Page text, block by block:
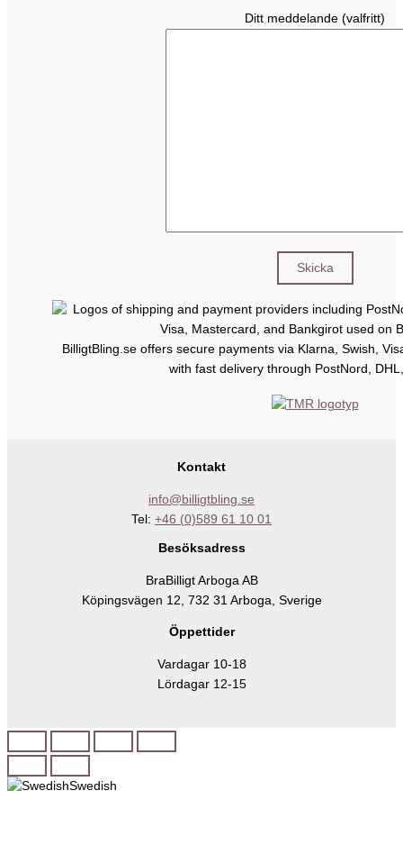
Ditt meddelande (valfritt)
BilligtBling.se offers secure payments via Klarna, Swish,
with fast delivery through PostNord,
Kontakt
info@billigtbling.se
Tel: +46 (0)589 61 10 01
Besöksadress
BraBilligt Arboga AB
Köpingsvägen 12, 732 31 Arboga, Sverige
Öppettider
Vardagar 10-18
Lördagar 12-15
Swedish